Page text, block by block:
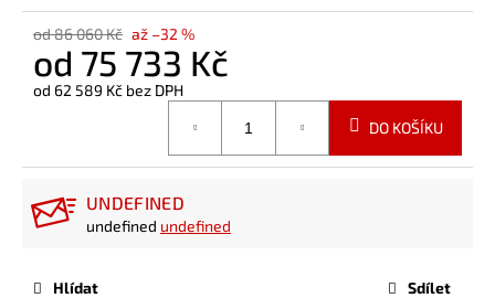
od 86 060 Kč až –32 %
od 75 733 Kč
od 62 589 Kč bez DPH
DO KOŠÍKU
UNDEFINED
undefined undefined
Hlídat Sdílet